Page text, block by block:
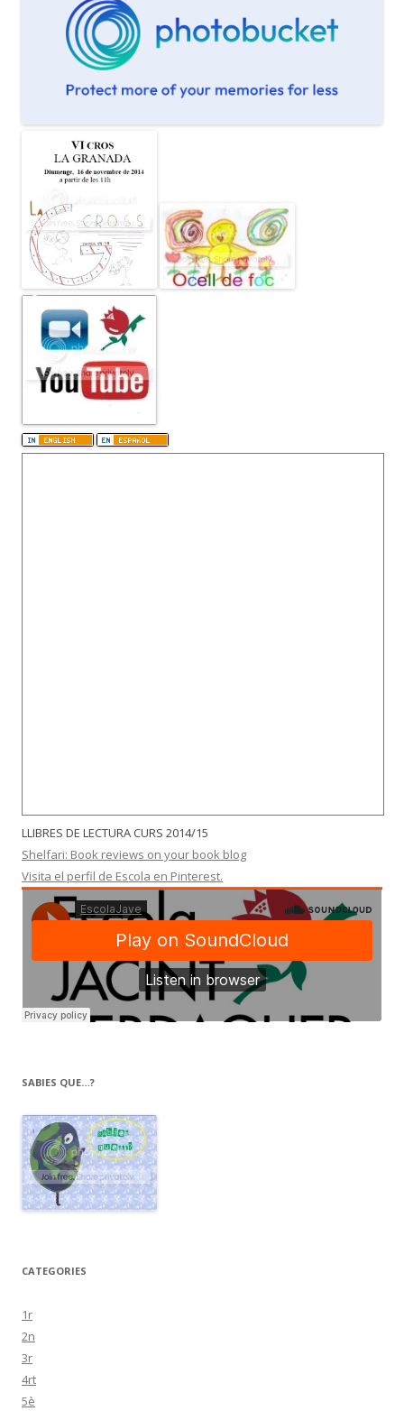
LLIBRES DE LECTURA CURS 2014/15
Shelfari: Book reviews on your book blog
Visita el perfil de Escola en Pinterest.
SABIES QUE…?
CATEGORIES
1r
2n
3r
4rt
5è